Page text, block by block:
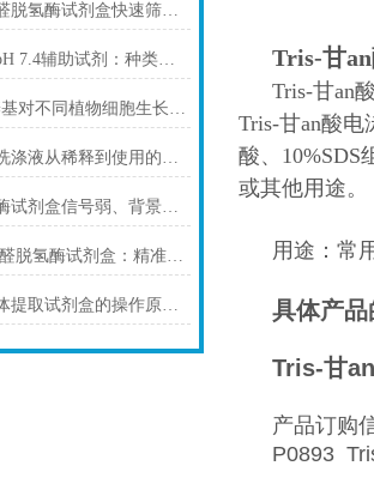
如何用甲醛脱氢酶试剂盒快速筛查食品中甲醛残留？
深度解析pH 7.4辅助试剂：种类、选择
White培养基对不同植物细胞生长的影响
免疫染色洗涤液从稀释到使用的完整流程
乙醛脱氢酶试剂盒信号弱、背景高、重复性差怎么办？
BE6018甲醛脱氢酶试剂盒：精准检测赋能多领域，标准化流程破解行业痛点
微藻线粒体提取试剂盒的操作原理与实验优化指南
Tris-甘
Tris-甘an
Tris-甘an酸
酸、
或其他用途。
用途：常
具体产
Tris-甘
产品订购
P0893